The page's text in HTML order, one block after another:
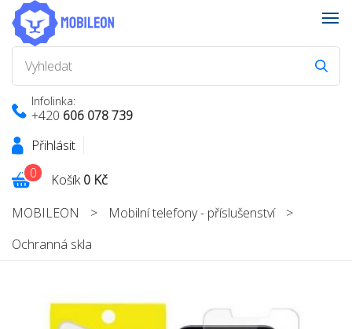
Infolinka:
+420 606 078 739
Přihlásit
Košík0 Kč
0
MOBILEON > Mobilní telefony - příslušenství
>
Ochranná skla